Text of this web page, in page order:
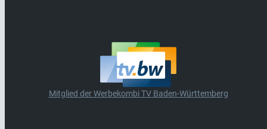
Mitglied der Werbekombi TV Baden-Württemberg